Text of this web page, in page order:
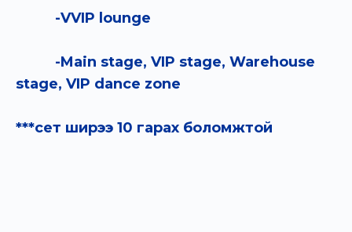
-VVIP lounge
-Main stage, VIP stage, Warehouse
stage, VIP dance zone
***сет ширээ 10 гарах боломжтой